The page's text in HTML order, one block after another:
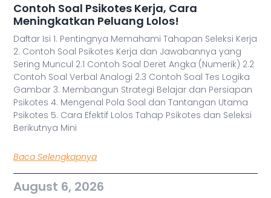
Contoh Soal Psikotes Kerja, Cara
Meningkatkan Peluang Lolos!
Daftar Isi 1. Pentingnya Memahami Tahapan Seleksi Kerja
2. Contoh Soal Psikotes Kerja dan Jawabannya yang
Sering Muncul 2.1 Contoh Soal Deret Angka (Numerik) 2.2
Contoh Soal Verbal Analogi 2.3 Contoh Soal Tes Logika
Gambar 3. Membangun Strategi Belajar dan Persiapan
Psikotes 4. Mengenal Pola Soal dan Tantangan Utama
Psikotes 5. Cara Efektif Lolos Tahap Psikotes dan Seleksi
Berikutnya Mini
Baca Selengkapnya
August 6, 2026